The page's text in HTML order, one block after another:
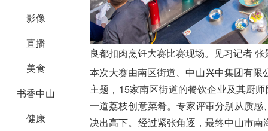
影像
直播
美食
书香中山
健康
良都扣肉烹饪大赛比赛现场。见习记者 张
本次大赛由南区街道、中山兴中集团有限
主题，15家南区街道的餐饮企业及其厨
一道荔枝创意菜肴。专家评审分别从质
决出高下。经过紧张角逐，最终中山市